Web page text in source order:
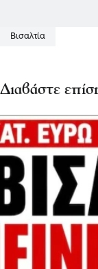
Βισαλτία
Διαβάστε